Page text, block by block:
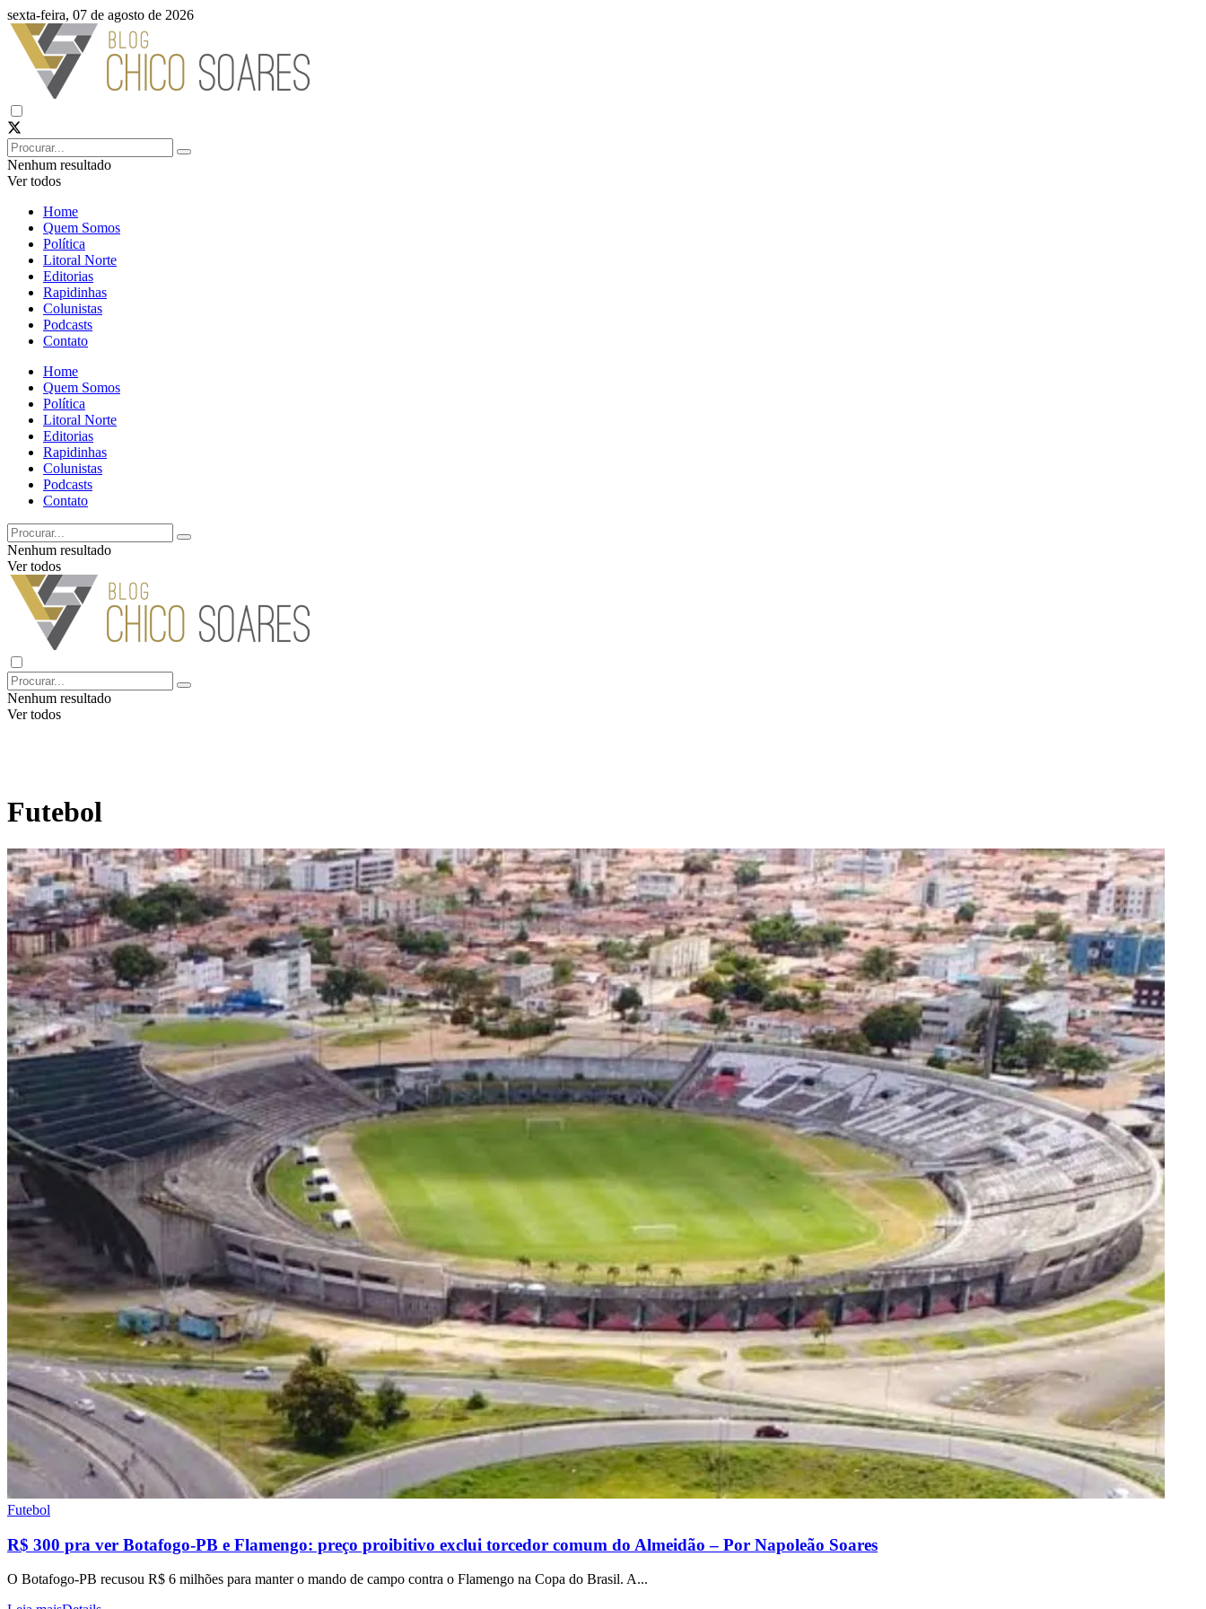
sexta-feira, 07 de agosto de 2026
Nenhum resultado
Ver todos
Home
Quem Somos
Política
Litoral Norte
Editorias
Rapidinhas
Colunistas
Podcasts
Contato
Home
Quem Somos
Política
Litoral Norte
Editorias
Rapidinhas
Colunistas
Podcasts
Contato
Nenhum resultado
Ver todos
Nenhum resultado
Ver todos
Futebol
Futebol
R$ 300 pra ver Botafogo-PB e Flamengo: preço proibitivo exclui torcedor comum do Almeidão – Por Napoleão Soares
O Botafogo-PB recusou R$ 6 milhões para manter o mando de campo contra o Flamengo na Copa do Brasil. A...